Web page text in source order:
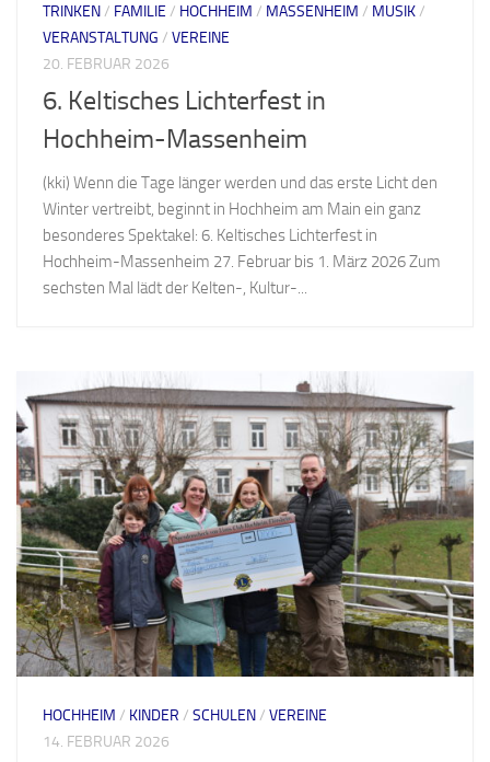
TRINKEN/ FAMILIE / HOCHHEIM / MASSENHEIM / MUSIK/
VERANSTALTUNG / VEREINE
20. FEBRUAR 2026
6. Keltisches Lichterfest in
Hochheim-Massenheim
(kki) Wenn die Tage länger werden und das erste Licht den
Winter vertreibt, beginnt in Hochheim am Main ein ganz
besonderes Spektakel: 6. Keltisches Lichterfest in
Hochheim-Massenheim 27. Februar bis 1. März 2026 Zum
sechsten Mal lädt der Kelten-, Kultur-...
HOCHHEIM / KINDER / SCHULEN/ VEREINE
14. FEBRUAR 2026